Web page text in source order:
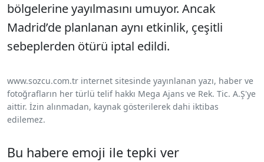
bölgelerine yayılmasını umuyor. Ancak
Madrid’de planlanan aynı etkinlik, çeşitli
sebeplerden ötürü iptal edildi.
www.sozcu.com.tr internet sitesinde yayınlanan yazı, haber ve
fotoğrafların her türlü telif hakkı Mega Ajans ve Rek. Tic. A.Ş'ye
aittir. İzin alınmadan, kaynak gösterilerek dahi iktibas
edilemez.
Bu habere emoji ile tepki ver